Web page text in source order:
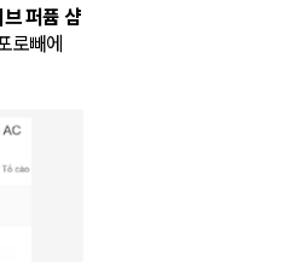
퍼퓸 샴
로빼에